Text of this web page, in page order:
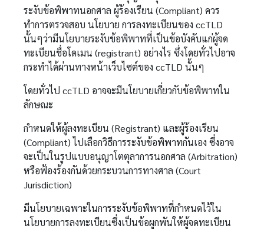
ระงับข้อพิพาทนอกศาล ผู้ร้องเรียน (Compliant) ควร
ทำการตรวจสอบ นโยบาย การลงทะเบียนของ ccTLD
นั้นๆว่ามีนโยบายระงับข้อพิพาทที่เป็นข้อบังคับแก่ผู้จด
ทะเบียนชื่อโดเมน (registrant) อย่างไร ซึ่งโดยทั่วไปอาจ
กระทำได้ผ่านทางหน้าเว็บไซต์ของ ccTLD นั้นๆ
โดยทั่วไป ccTLD อาจจะมีนโยบายเกี่ยวกับข้อพิพาทใน
ลักษณะ
กำหนดให้ผู้ลงทะเบียน (Registrant) และผู้ร้องเรียน
(Compliant) ไปเลือกวิธีการระงับข้อพิพาทกันเอง ซึ่งอาจ
จะเป็นในรูปแบบอนุญาโตตุลาการนอกศาล (Arbitration)
หรือฟ้องร้องกันด้วยกระบวนการทางศาล (Court
Jurisdiction)
มีนโยบายเฉพาะในการระงับข้อพิพาทที่กำหนดไว้ใน
นโยบายการลงทะเบียนซึ่งเป็นข้อผูกพันให้ผู้จดทะเบียน